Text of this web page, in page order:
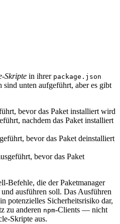
Skripte in ihrer package.json
unten aufgeführt, aber es gibt
bevor das Paket installiert wird
nachdem das Paket installiert
bevor das Paket deinstalliert
bevor das Paket
Befehle, die der Paketmanager
ausführen soll. Das Ausführen
potenzielles Sicherheitsrisiko dar,
zu anderen npm-Clients — nicht
Skripte aus.